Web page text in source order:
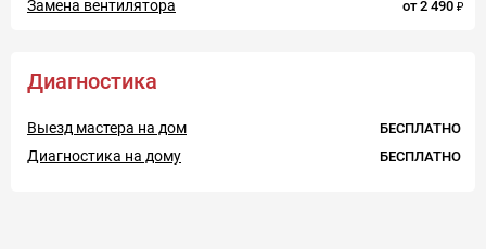
Замена вентилятора от 2 490
Диагностика
Выезд мастера на дом БЕСПЛАТНО
Диагностика на дому БЕСПЛАТНО